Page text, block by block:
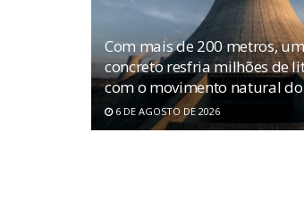
Com mais de 200 metros,
concreto resfria milhões de
com o movimento natural
6 DE AGOSTO DE 2026